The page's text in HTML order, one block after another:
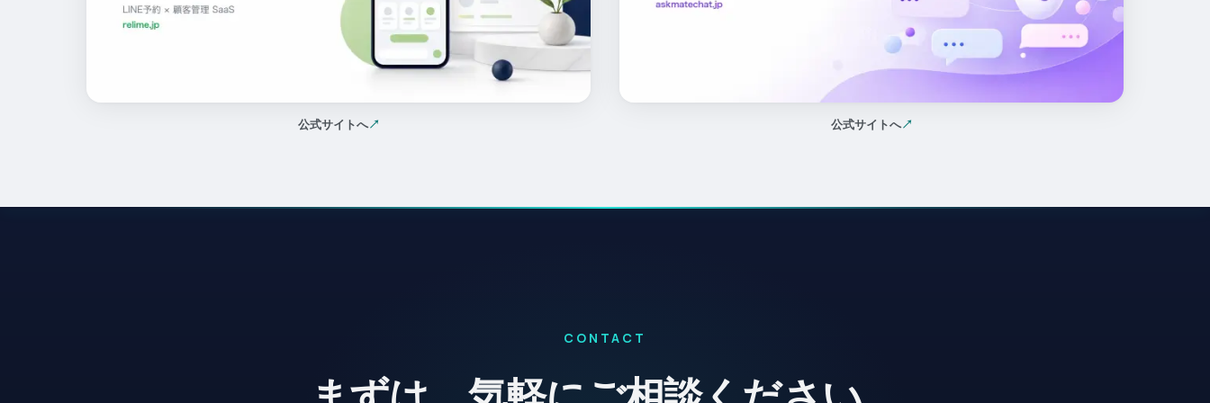
公式サイトへ↗
（新しいタブで開く）
公式サイトへ↗
（新しいタブで開く）
CONTACT